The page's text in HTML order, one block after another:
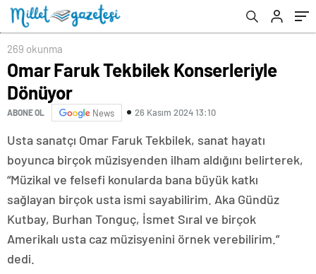
269 okunma
Omar Faruk Tekbilek Konserleriyle
Dönüyor
ABONE OL News 26 Kasım 2024 13:10
Usta sanatçı Omar Faruk Tekbilek, sanat hayatı
boyunca birçok müzisyenden ilham aldığını belirterek,
“Müzikal ve felsefi konularda bana büyük katkı
sağlayan birçok usta ismi sayabilirim. Aka Gündüz
Kutbay, Burhan Tonguç, İsmet Sıral ve birçok
Amerikalı usta caz müzisyenini örnek verebilirim.”
dedi.